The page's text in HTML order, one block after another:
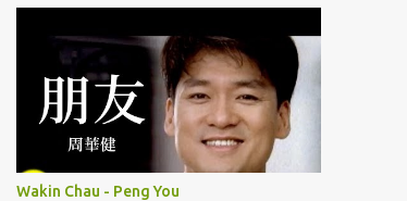
Wakin Chau - Peng You